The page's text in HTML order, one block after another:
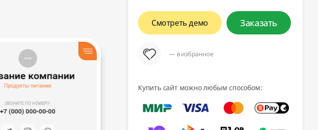
Смотреть демо Заказать
— в избранное
Купить сайт можно любым способом: